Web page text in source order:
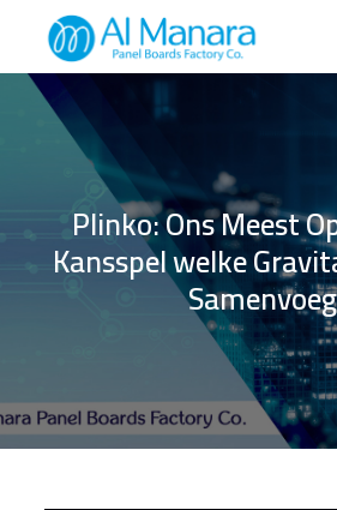
Plinko: Ons Meest
Kansspel welke